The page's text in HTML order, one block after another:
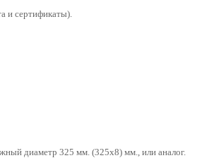
и сертификаты).
диаметр 325 мм. (325х8) мм., или аналог.